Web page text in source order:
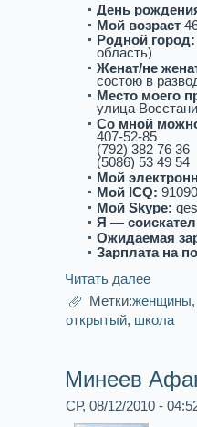
День
Мой возpaст
Роднoй город:
область)
Женат/не
состою в
Место моего
улица
Со мнoй
407-52-85
(792) 382 76 36
(5086) 53 49 54
Мой
Мой ICQ:
Мой Skype:
Я —
Ожидаемая
Зарплата на
Читать далее
Метки:женщины
открытый, школа
Минеев
СР, 08/12/2010 -